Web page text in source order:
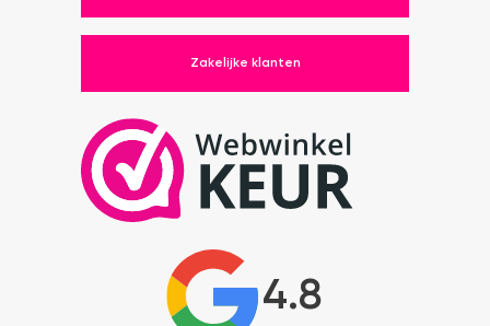
Zakelijke klanten
4.8